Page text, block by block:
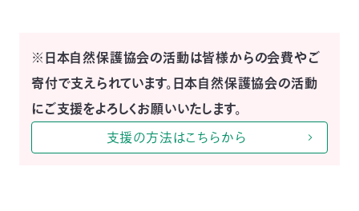
※日本自然保護協会の活動は皆様からの会費やご
寄付で支えられています。日本自然保護協会の活動
にご支援をよろしくお願いいたします。
支援の方法はこちらから